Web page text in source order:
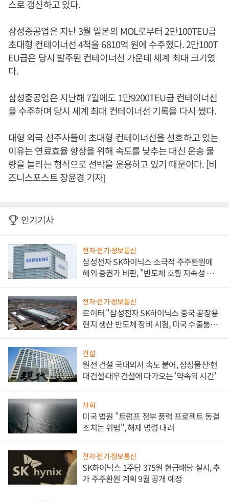
스로 갱신하고 있다.
삼성중공업은 지난 3월 일본의 MOL로부터 2만100TEU급
초대형 컨테이너선 4척을 6810억 원에 수주했다. 2만100T
EU급은 당시 발주된 컨테이너선 가운데 세계 최대 크기였
다.
삼성중공업은 지난해 7월에도 1만9200TEU급 컨테이너선
을 수주하며 당시 세계 최대 컨테이너선 기록을 다시 썼다.
대형 외국 선주사들이 초대형 컨테이너선을 선호하고 있는
이유는 연료효율 향상을 위해 속도를 낮추는 대신 운송 물
량을 늘리는 형식으로 선박을 운용하고 있기 때문이다. [비
즈니스포스트 장윤경 기자]
인기기사
전자·전기·정보통신
삼성전자 SK하이닉스 소극적 주주환원에
해외 증권가 비판, "반도체 호황 지속성 의
전자·전기·정보통신
로이터 "삼성전자 SK하이닉스 중국 공장용
현지 생산 반도체 장비 시험, 미국 수출통제
건설
원전 건설 국내외서 속도 붙어, 삼성물산·현
대건설·대우건설에 다가오는 '약속의 시간'
사회
미국 법원 "트럼프 정부 풍력 프로젝트 동결
조치는 위법", 해제 명령 내려
전자·전기·정보통신
SK하이닉스 1주당 375원 현금배당 실시, 추
가 주주환원 계획 9월 공개 예정